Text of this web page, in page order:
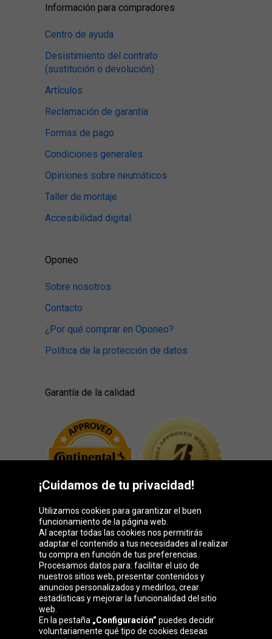
Información para compradores
Centro de ayuda
Desistimiento del contrato
(sustitución o devolución)
Artículos
Reclamación de garantía
Formas de pago
Condiciones generales
Opiniones sobre neumáticos
Taller de montaje
Accesibilidad digital
Oponeo
Sobre nosotros
Contacto
¿Por qué comprar en Oponeo?
Política de la protección de datos
Garantía de la calidad
Grupo Oponeo
Belgique
republika
¡Cuidamos de tu privacidad!
Utilizamos cookies para garantizar el buen
funcionamiento de la página web.
Al aceptar todas las cookies nos permitirás
adaptar el contenido a tus necesidades al realizar
tu compra en función de tus preferencias.
Procesamos datos para: facilitar el uso de
nuestros sitios web, presentar contenidos y
anuncios personalizados y medirlos, crear
estadísticas y mejorar la funcionalidad del sitio
web.
En la pestaña „Configuración” puedes decidir
voluntariamente qué tipo de cookies deseas